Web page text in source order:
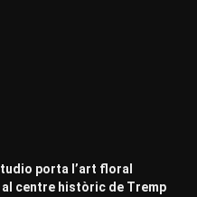
porta l’art floral
centre històric de Tremp